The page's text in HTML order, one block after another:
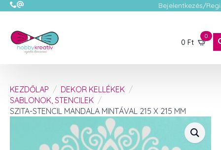
Bejelentkezés/
0 Ft
0
KEZDŐLAP
DEKOR KELLÉKEK
SABLONOK, STENCILEK
SZITA-STENCIL MANDALA MINTÁVAL 215 X 215 MM